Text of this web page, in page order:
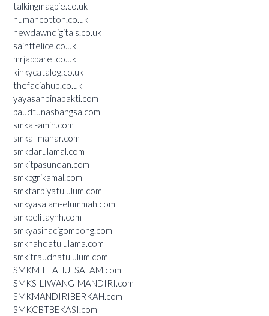
talkingmagpie.co.uk
humancotton.co.uk
newdawndigitals.co.uk
saintfelice.co.uk
mrjapparel.co.uk
kinkycatalog.co.uk
thefaciahub.co.uk
yayasanbinabakti.com
paudtunasbangsa.com
smkal-amin.com
smkal-manar.com
smkdarulamal.com
smkitpasundan.com
smkpgrikamal.com
smktarbiyatululum.com
smkyasalam-elummah.com
smkpelitaynh.com
smkyasinacigombong.com
smknahdatululama.com
smkitraudhatululum.com
SMKMIFTAHULSALAM.com
SMKSILIWANGIMANDIRI.com
SMKMANDIRIBERKAH.com
SMKCBTBEKASI.com